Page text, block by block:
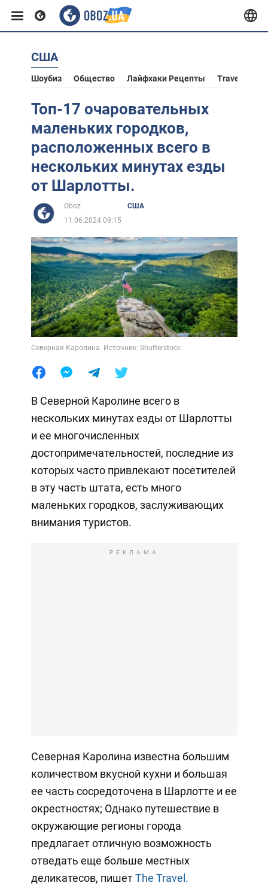
Европа
США
Азия
Африка
Жизнь
Лайфхаки
США
Шоубиз Общество Лайфхаки Рецепты Travel
Топ-17 очаровательных
маленьких городков,
расположенных всего в
нескольких минутах езды
от Шарлотты.
Oboz
США
11.06.2024 09:15
Северная Каролина. Источник: Shutterstock
В Северной Каролине всего в
нескольких минутах езды от Шарлотты
и ее многочисленных
достопримечательностей, последние из
которых часто привлекают посетителей
в эту часть штата, есть много
маленьких городков, заслуживающих
внимания туристов.
РЕКЛАМА
Северная Каролина известна большим
количеством вкусной кухни и большая
ее часть сосредоточена в Шарлотте и ее
окрестностях; Однако путешествие в
окружающие регионы города
предлагает отличную возможность
отведать еще больше местных
деликатесов, пишетThe Travel.